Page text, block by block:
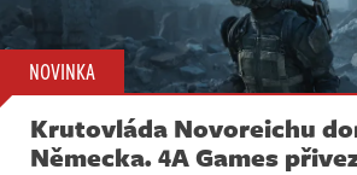
NOVINKA
Krutovláda Novoreichu
Německa. 4A Games